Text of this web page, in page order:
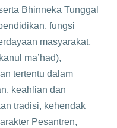
Bhinneka Tunggal
fungsi
masyarakat,
ma’had),
tertentu dalam
keahlian dan
tradisi, kehendak
Pesantren,